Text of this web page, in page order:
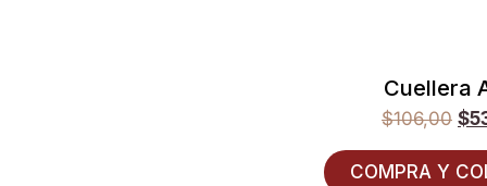
Cuellera
$106,00 $
COMPRA Y